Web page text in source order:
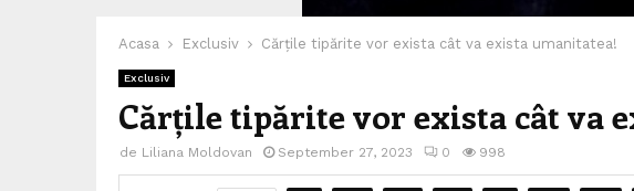
Acasa Exclusiv Cărțile tipărite vor exista cât va exista umanitatea!
Exclusiv
Cărțile tipărite vor exista cât va
de Liliana Moldovan September 27, 2023 0 998